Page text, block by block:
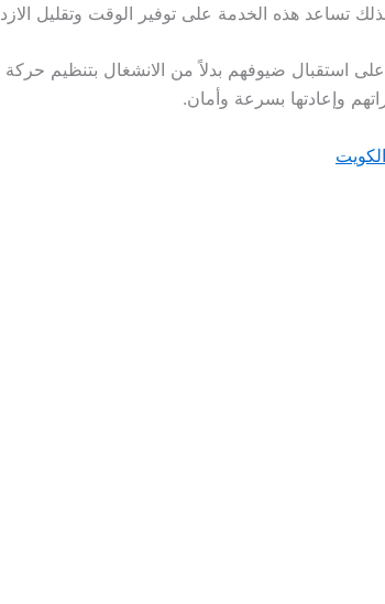
تساعد هذه الخدمة على توفير الوقت وتقليل
استقبال ضيوفهم بدلاً من الانشغال بتنظيم
وإعادتها بسرعة وأمان.